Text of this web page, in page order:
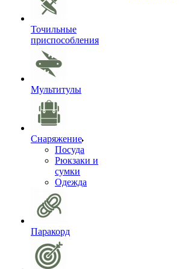
Точильные
приспособления
Мультитулы
Снаряжение
Посуда
Рюкзаки и
сумки
Одежда
Паракорд